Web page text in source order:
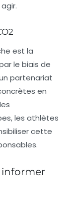
est la
le biais de
partenariat
en
les athlètes
cette
informer